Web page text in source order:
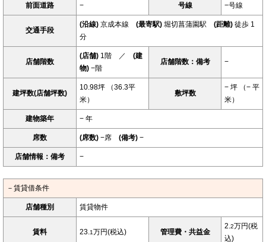
前面道路 − 号線 −号線
交通手段
(沿線) 京成本線 (最寄駅) 堀切菖蒲園駅 (距離) 徒歩 1
分
店舗階数
(店舗) 1階 ／ (建
物) −階
店舗階数：備考 −
建坪数(店舗坪数)
10.98坪 （36.3平
米）
敷坪数
− 坪 （− 平
米）
建物築年 − 年
席数 (席数) −席 (備考) −
店舗情報：備考 −
－賃貸借条件
店舗種別 賃貸物件
賃料 23.1万円(税込) 管理費・共益金
2.2万円(税
込)